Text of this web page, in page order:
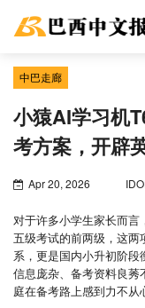
中巴走廊
小猿AI学习机
考方案，开辟
Apr 20, 2026
对于许多小学生家长而
五级考试的前两级，这
系，更是国内小升初阶
信息庞杂、备考资料良
庭在备考路上感到力不从